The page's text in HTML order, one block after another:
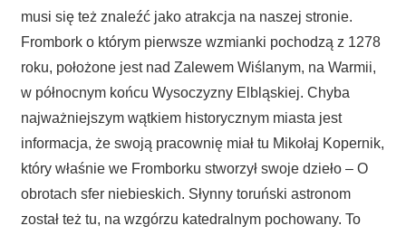
musi się też znaleźć jako atrakcja na naszej stronie.
Frombork o którym pierwsze wzmianki pochodzą z 1278
roku, położone jest nad Zalewem Wiślanym, na Warmii,
w północnym końcu Wysoczyzny Elbląskiej. Chyba
najważniejszym wątkiem historycznym miasta jest
informacja, że swoją pracownię miał tu Mikołaj Kopernik,
który właśnie we Fromborku stworzył swoje dzieło – O
obrotach sfer niebieskich. Słynny toruński astronom
został też tu, na wzgórzu katedralnym pochowany. To